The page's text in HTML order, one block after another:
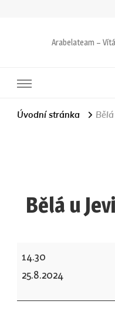
Arabelateam –
Úvodní stránka
Bělá u
14.30
25.8.2024